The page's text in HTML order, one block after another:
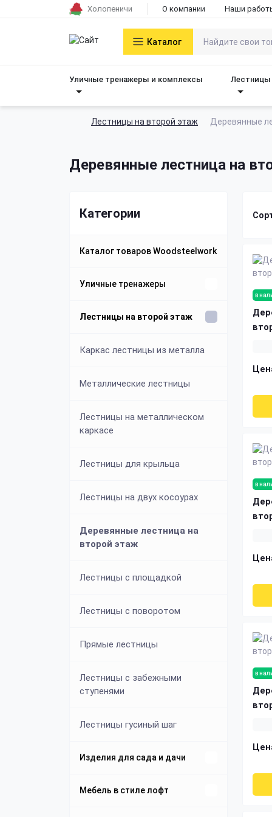
Холопеничи О компании Наши
Каталог
Уличные тренажеры и комплексы Лестницы
Лестницы на второй этаж Деревянные
Деревянные лестница на
Категории
Каталог товаров Woodsteelwork
Уличные тренажеры
Уличные спортивные
Cтойка для приседаний
Стойки для хранения гантелей
Лестницы на второй этаж
Каркас лестницы из металла
Металлические лестницы
Лестницы на металлическом
каркасе
Лестницы для крыльца
Лестницы на двух косоурах
Деревянные лестница на
второй этаж
Лестницы с площадкой
Лестницы с поворотом
Прямые лестницы
Лестницы с забежными
ступенями
Лестницы гусиный шаг
Изделия для сада и дачи
Беседки из дерева и металла
Мебель в стиле лофт
в
в
в